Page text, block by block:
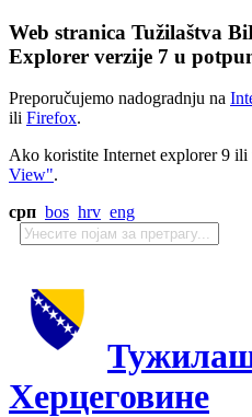
Web stranica Tužilaštva
Explorer verzije 7 u
Preporučujemo nadogradnju na
ili Firefox.
Ako koristite Internet explorer 9 ili
View".
срп bos hrv eng
Херцеговине